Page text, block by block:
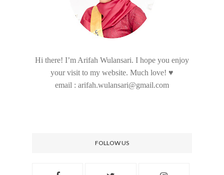
Hi there! I’m Arifah Wulansari. I hope you enjoy
your visit to my website. Much love! ♥
email : arifah.wulansari@gmail.com
FOLLOW US